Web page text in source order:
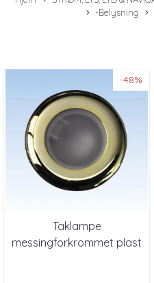
-Belysning
-48%
Taklampe
messingforkrommet plast